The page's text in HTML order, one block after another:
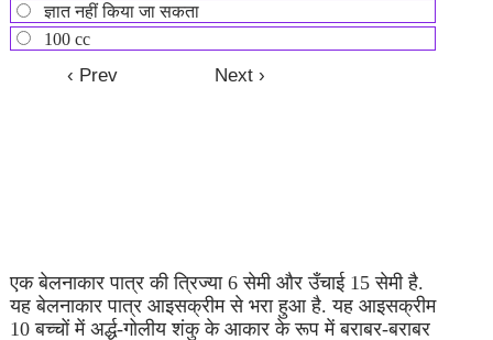
ज्ञात नहीं किया जा सकता
100 cc
एक बेलनाकार पात्र की त्रिज्या 6 सेमी और उँचाई 15 सेमी है.
यह बेलनाकार पात्र आइसक्रीम से भरा हुआ है. यह आइसक्रीम
10 बच्चों में अर्द्ध-गोलीय शंकु के आकार के रूप में बराबर-बराबर